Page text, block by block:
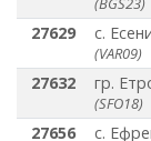
27629 с.
(VAR09)
27632 гр.
(SFO18)
27656 с.